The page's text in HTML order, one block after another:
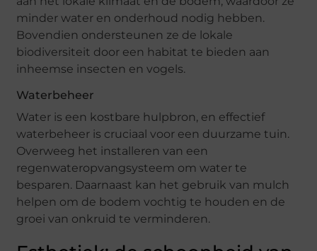
minder water en onderhoud nodig hebben.
Bovendien ondersteunen ze de lokale
biodiversiteit door een habitat te bieden aan
inheemse insecten en vogels.
Waterbeheer
Water is een kostbare hulpbron, en effectief
waterbeheer is cruciaal voor een duurzame tuin.
Overweeg het installeren van een
regenwateropvangsysteem om water te
besparen. Daarnaast kan het gebruik van mulch
helpen om de bodem vochtig te houden en de
groei van onkruid te verminderen.